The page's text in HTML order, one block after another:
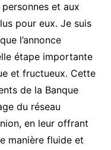
et aux
pour eux. Je suis
l’annonce
étape importante
et fructueux. Cette
de la Banque
du réseau
en leur offrant
manière fluide et